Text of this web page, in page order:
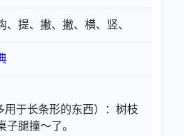
、提、撇、撇、横、竖、
用于长条形的东西）
：树枝
子腿撞～了。